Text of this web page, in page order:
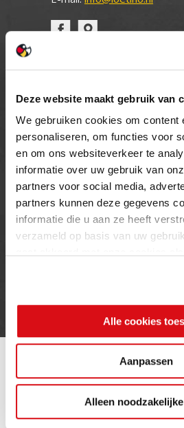
Deze website maakt gebruik van
We gebruiken cookies om content
personaliseren, om functies voor
en om ons websiteverkeer te
informatie over uw gebruik van
partners voor social media,
partners kunnen deze gegevens
informatie die u aan ze heeft
verzameld op basis van uw
Alle cookies
Aanpassen
Alleen
OPENINGSTIJDEN
MAANDAG T/M VRIJDAG
08.00 TOT 17.00 UUR
ZATERDAG (enkel
09.00 TOT 12.00 UUR
ZONDAG
GESLOTEN
INFORMATIE
Contact